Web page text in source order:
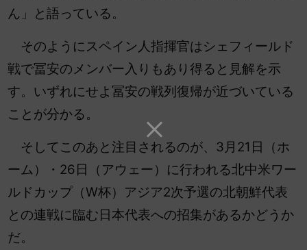
ん」と語っている。
そのようにスペイン人指揮官はシェフィールド
戦で冨安のメンバー入りもあり得ると見解を示
す。いずれにせよ冨安の戦列復帰が近づいている
ことが分かる。
そしてこのあと注目されるのが、3月21日（ホ
ーム）・26日（アウェー）に行われる北中米ワー
ルドカップ（W杯）アジア2次予選の北朝鮮代表
との連戦に臨む日本代表への招集があるかどうか
だ。